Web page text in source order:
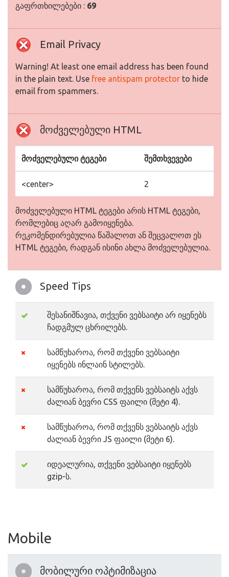
გაფრთხილებები : 69
Email Privacy
Warning! At least one email address has been found
in the plain text. Use free antispam protector to hide
email from spammers.
მოძველებული HTML
მოძველებული ტეგები შემთხვევები
<center> 2
მოძველებული HTML ტეგები არის HTML ტეგები,
რომლებიც აღარ გამოიყენება.
რეკომენდირებულია წაშალოთ ან შეცვალოთ ეს
HTML ტეგები, რადგან ისინი ახლა მოძველებულია.
Speed Tips
შესანიშნავია, თქვენი ვებსაიტი არ იყენებს
ჩადგმულ ცხრილებს.
სამწუხაროა, რომ თქვენი ვებსაიტი
იყენებს ინლაინ სტილებს.
სამწუხაროა, რომ თქვენს ვებსაიტს აქვს
ძალიან ბევრი CSS ფაილი (მეტი 4).
სამწუხაროა, რომ თქვენს ვებსაიტს აქვს
ძალიან ბევრი JS ფაილი (მეტი 6).
იდეალურია, თქვენი ვებსაიტი იყენებს
gzip-ს.
Mobile
მობილური ოპტიმიზაცია